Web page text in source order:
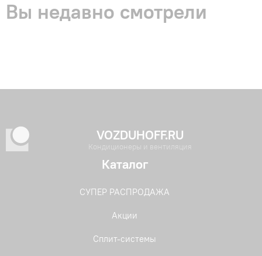
Вы недавно смотрели
VOZDUHOFF.RU
Кондиционеры и вентиляция
Каталог
СУПЕР РАСПРОДАЖА
Акции
Сплит-системы